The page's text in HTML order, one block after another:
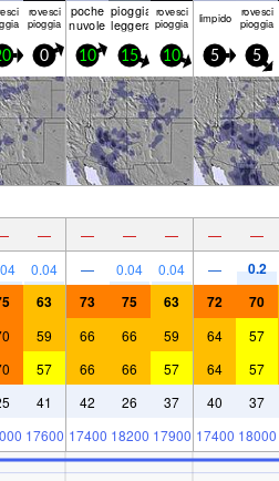
rovesci
pioggia
poche
nuvole
pioggia
leggera
rovesci
pioggia limp­ido rovesci
pioggia
0 10 15 10 5 5
— — — — — —
0.04 — 0.04 0.04 — 0.2
63 73 75 63 72 70
59 66 66 59 64 57
57 66 66 57 64 57
41 42 26 37 40 37
17600 17400 18200 17900 17400 18000